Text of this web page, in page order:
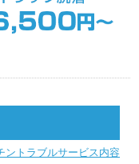
ントラブルサービス内容